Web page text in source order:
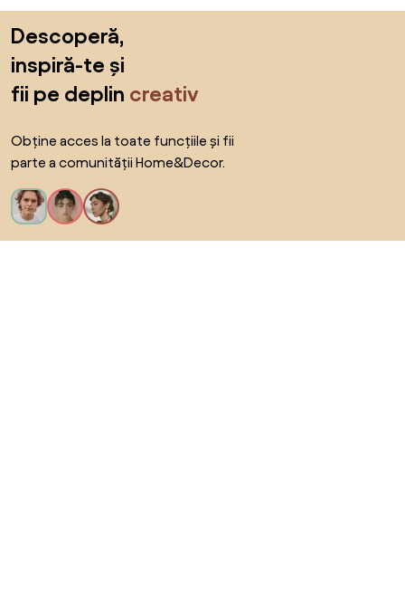
Descoperă,
inspiră-te și
fii pe deplin creativ
Obține acces la toate funcțiile și fii
parte a comunității Home&Decor.